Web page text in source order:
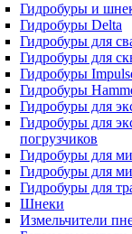
Гидробуры и
Гидробуры Delta
Гидробуры для
Гидробуры для
Гидробуры
Гидробуры
Гидробуры для
Гидробуры для
погрузчиков
Гидробуры для
Гидробуры для
Гидробуры для
Шнеки
Измельчители